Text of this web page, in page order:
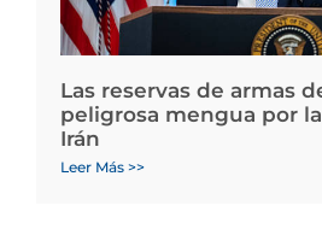
Las reservas de armas
peligrosa mengua por
Irán
Leer Más >>